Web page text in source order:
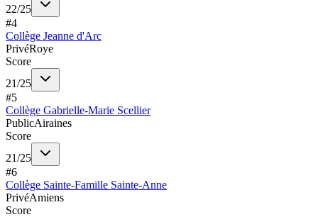
22/25
#4
Collège Jeanne d'Arc
PrivéRoye
Score
21/25
#5
Collège Gabrielle-Marie Scellier
PublicAiraines
Score
21/25
#6
Collège Sainte-Famille Sainte-Anne
PrivéAmiens
Score